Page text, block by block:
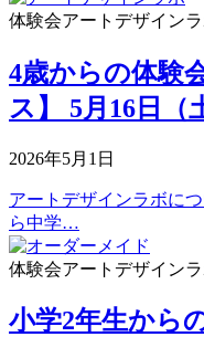
体験会アートデザイン
4歳からの体験
ス】 5月16日（
2026年5月1日
アートデザインラボに
ら中学…
体験会アートデザイン
小学2年生から